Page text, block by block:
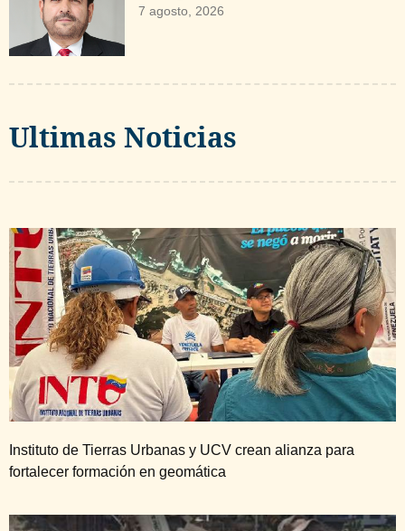
7 agosto, 2026
Ultimas Noticias
Instituto de Tierras Urbanas y UCV crean alianza para
fortalecer formación en geomática